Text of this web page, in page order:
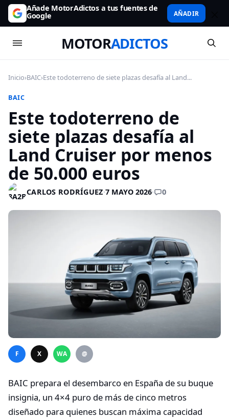
Añade MotorAdictos a tus fuentes de
Google AÑADIR
MOTORADICTOS
Inicio›BAIC›Este todoterreno de siete plazas desafía al Land...
BAIC
Este todoterreno de
siete plazas desafía al
Land Cruiser por menos
de 50.000 euros
CARLOS RODRÍGUEZ·7 MAYO 2026· 0
F X WA @
BAIC prepara el desembarco en España de su buque
insignia, un 4×4 puro de más de cinco metros
diseñado para quienes buscan máxima capacidad